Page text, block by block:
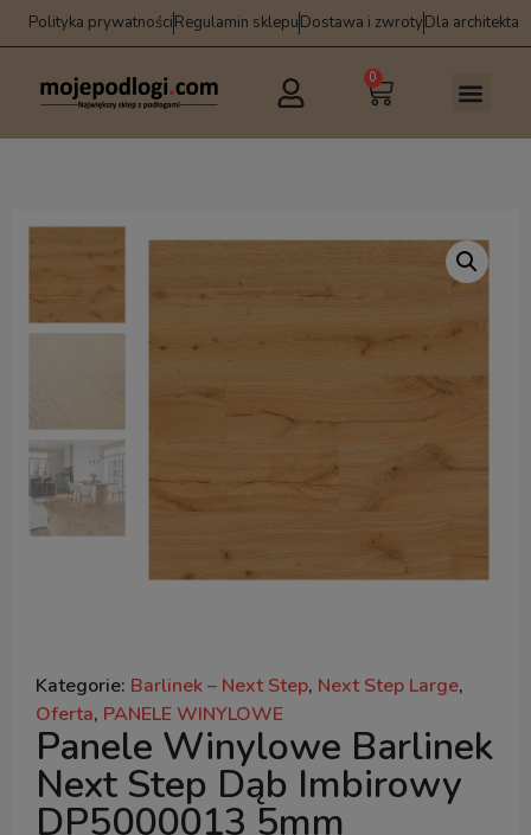
Polityka prywatnościRegulamin sklepuDostawa i zwrotyDla architekta
0
Kategorie: Barlinek – Next Step, Next Step Large,
Oferta, PANELE WINYLOWE
Panele Winylowe Barlinek
Next Step Dąb Imbirowy
DP5000013 5mm